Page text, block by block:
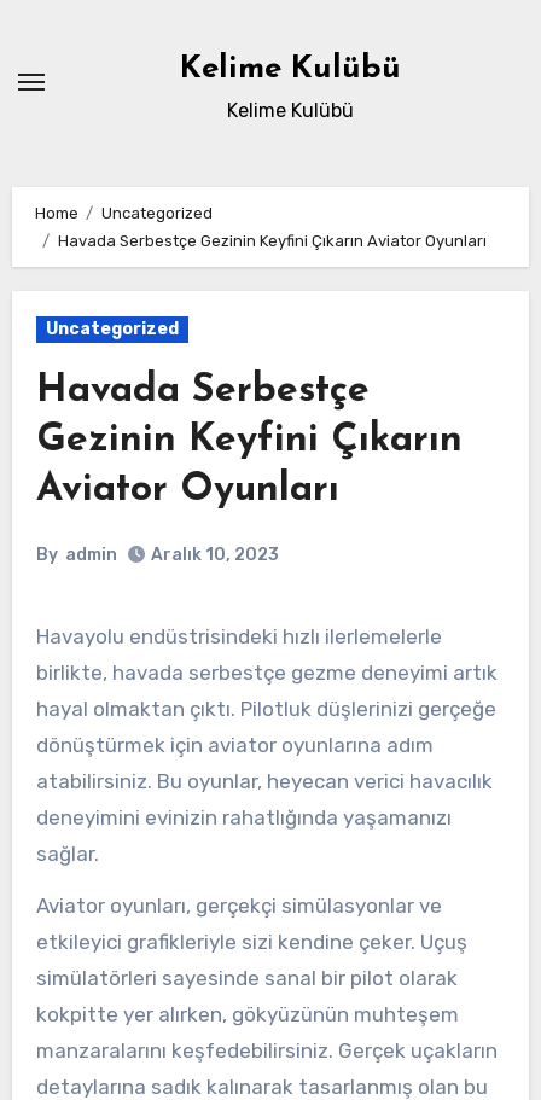
content
Kelime Kulübü
Kelime Kulübü
Home
Uncategorized
Havada Serbestçe Gezinin Keyfini Çıkarın Aviator Oyunları
Uncategorized
Havada Serbestçe
Gezinin Keyfini Çıkarın
Aviator Oyunları
By admin Aralık 10, 2023
Havayolu endüstrisindeki hızlı ilerlemelerle
birlikte, havada serbestçe gezme deneyimi artık
hayal olmaktan çıktı. Pilotluk düşlerinizi gerçeğe
dönüştürmek için aviator oyunlarına adım
atabilirsiniz. Bu oyunlar, heyecan verici havacılık
deneyimini evinizin rahatlığında yaşamanızı
sağlar.
Aviator oyunları, gerçekçi simülasyonlar ve
etkileyici grafikleriyle sizi kendine çeker. Uçuş
simülatörleri sayesinde sanal bir pilot olarak
kokpitte yer alırken, gökyüzünün muhteşem
manzaralarını keşfedebilirsiniz. Gerçek uçakların
detaylarına sadık kalınarak tasarlanmış olan bu